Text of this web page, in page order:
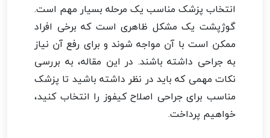
انتخاب پزشک مناسب یک مرحله بسیار مهم است.
گوژپشت یک مشکل ظاهری است که برخی افراد
ممکن است با آن مواجه شوند و برای رفع آن نیاز
به جراحی داشته باشند. در این مقاله، به بررسی
نکات مهمی که باید در نظر داشته باشید تا پزشک
مناسب برای جراحی اصلاح کیفوز را انتخاب کنید،
خواهیم پرداخت.